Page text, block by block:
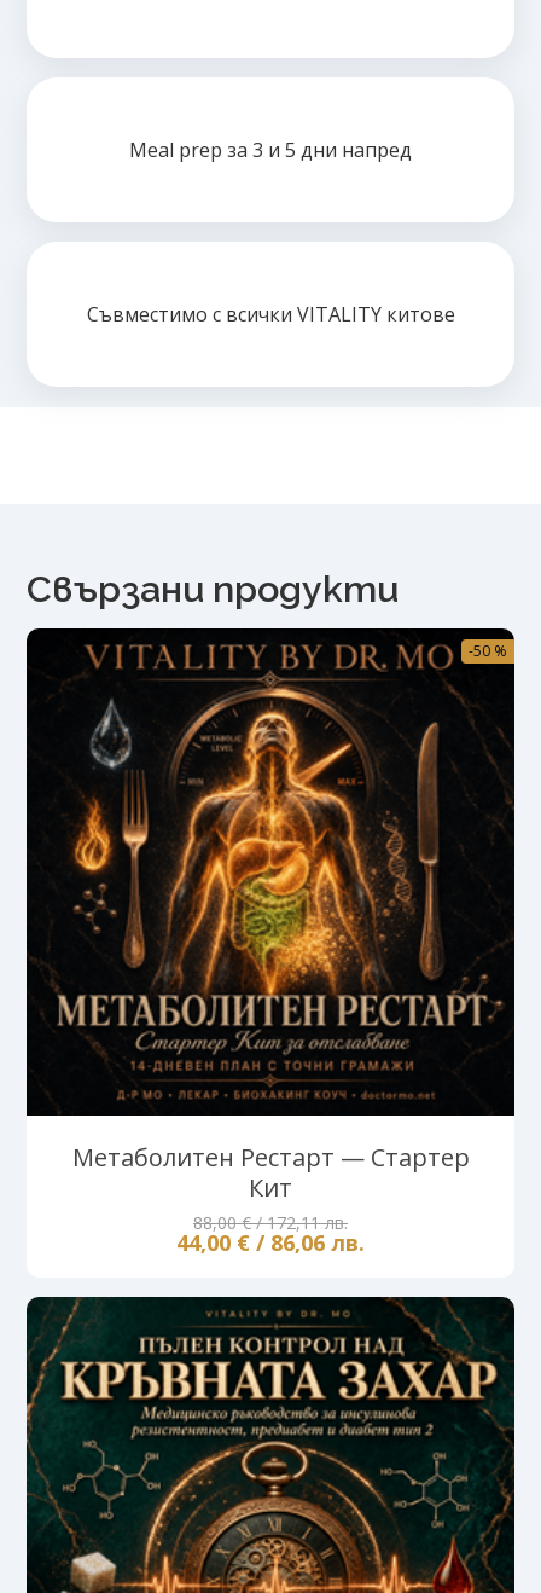
Meal prep за 3 и 5 дни напред
Съвместимо с всички VITALITY китове
Свързани продукти
Метаболитен Рестарт — Стартер
Кит
88,00 € / 172,11 лв.
44,00 € / 86,06 лв.
-50 %